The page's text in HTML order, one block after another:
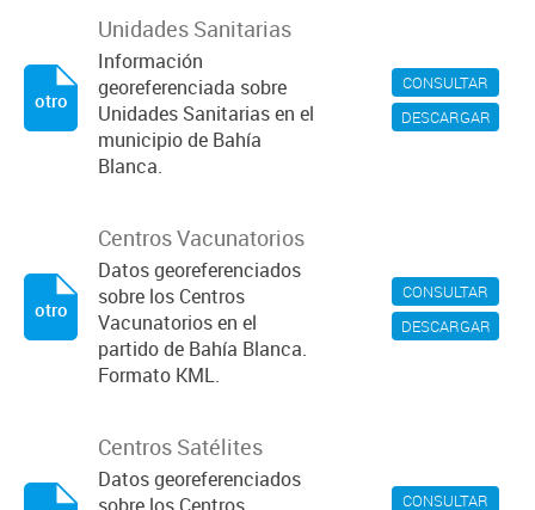
CONSULTAR
DESCARGAR
Unidades Sanitarias
Información
georeferenciada sobre
Unidades Sanitarias en el
municipio de Bahía
Blanca.
otro
CONSULTAR
DESCARGAR
Centros Vacunatorios
Datos georeferenciados
sobre los Centros
Vacunatorios en el
partido de Bahía Blanca.
Formato KML.
otro
CONSULTAR
Centros Satélites
Datos georeferenciados